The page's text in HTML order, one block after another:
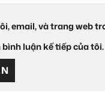
email, và trang web
luận kế tiếp của tôi.